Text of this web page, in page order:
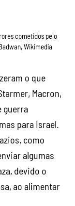
algumas
devido o
ao alimentar
sobre a
e da
enviam
limpar a
possível,
Branca e o
Primeiro